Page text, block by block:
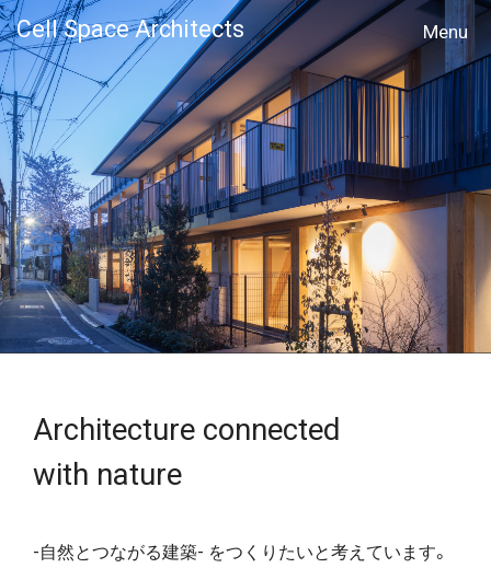
Cell Space Architects
MENU
Architecture connected
with nature
-自然とつながる建築- をつくりたいと考えています。